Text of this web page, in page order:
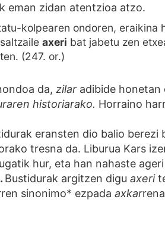
eman zidan atentzioa atzo.
kolpearen ondoren, eraikina
axeri bat jabetu zen
(247. or.)
da, zilar adibide honetan
historiarako. Horraino
eransten dio balio
tresna da. Liburua Kars
hur, eta han nahaste
Bustidurak argitzen digu axeri
ren sinonimo* ezpada axkar